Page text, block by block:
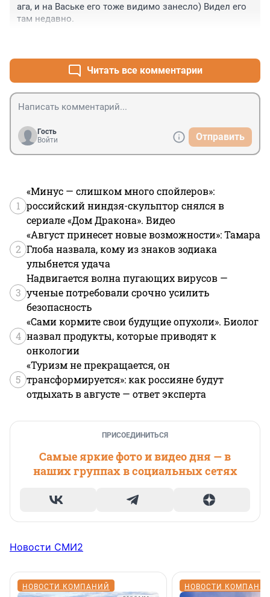
ага, и на Ваське его тоже видимо занесло) Видел его
там недавно.
Читать все комментарии
Гость
Войти
Отправить
1
«Минус — слишком много спойлеров»:
российский ниндзя-скульптор снялся в
сериале «Дом Дракона». Видео
2
«Август принесет новые возможности»: Тамара
Глоба назвала, кому из знаков зодиака
улыбнется удача
3
Надвигается волна пугающих вирусов —
ученые потребовали срочно усилить
безопасность
4
«Сами кормите свои будущие опухоли». Биолог
назвал продукты, которые приводят к
онкологии
5
«Туризм не прекращается, он
трансформируется»: как россияне будут
отдыхать в августе — ответ эксперта
ПРИСОЕДИНИТЬСЯ
Самые яркие фото и видео дня — в
наших группах в социальных сетях
Новости СМИ2
НОВОСТИ КОМПАНИЙ НОВОСТИ